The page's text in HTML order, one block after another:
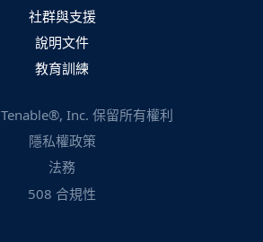
社群與支援
說明文件
教育訓練
Tenable®, Inc. 保留所有權利
隱私權政策
法務
508 合規性